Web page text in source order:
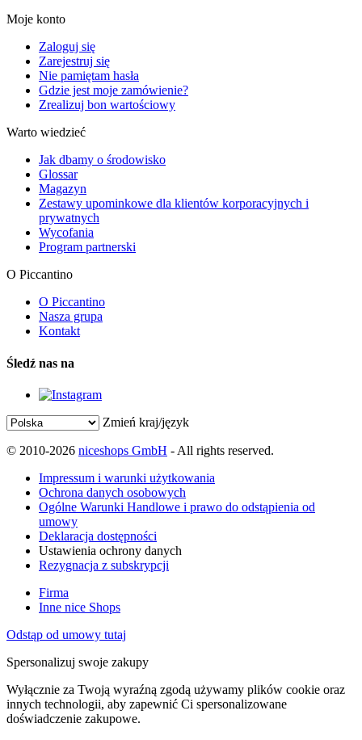
Moje konto
Zaloguj się
Zarejestruj się
Nie pamiętam hasła
Gdzie jest moje zamówienie?
Zrealizuj bon wartościowy
Warto wiedzieć
Jak dbamy o środowisko
Glossar
Magazyn
Zestawy upominkowe dla klientów korporacyjnych i
prywatnych
Wycofania
Program partnerski
O Piccantino
O Piccantino
Nasza grupa
Kontakt
Śledź nas na
Zmień kraj/język
© 2010-2026 niceshops GmbH - All rights reserved.
Impressum i warunki użytkowania
Ochrona danych osobowych
Ogólne Warunki Handlowe i prawo do odstąpienia od
umowy
Deklaracja dostępności
Ustawienia ochrony danych
Rezygnacja z subskrypcji
Firma
Inne nice Shops
Odstąp od umowy tutaj
Spersonalizuj swoje zakupy
Wyłącznie za Twoją wyraźną zgodą używamy plików cookie oraz
innych technologii, aby zapewnić Ci spersonalizowane
doświadczenie zakupowe.